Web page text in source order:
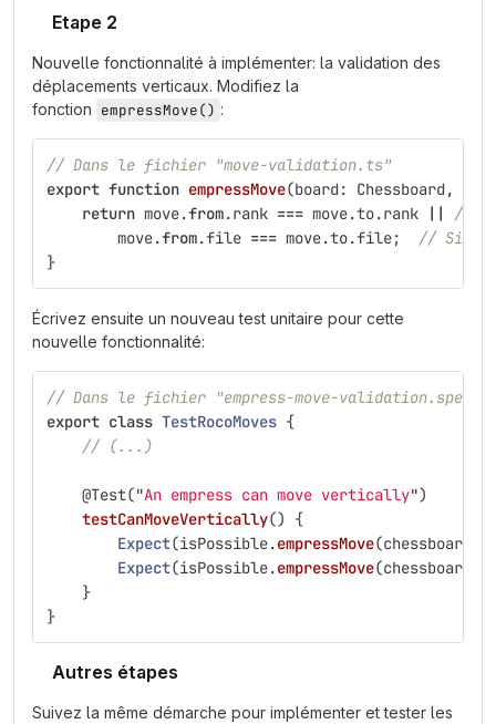
Etape 2
Nouvelle fonctionnalité à implémenter: la validation des
déplacements verticaux. Modifiez la
fonction empressMove() :
// Dans le fichier "move-validation.ts"
export function empressMove(board : Chessboard ,
return move.from.rank === move.to.rank ||
// Si
move.from.file === move.to.file;
// Si les
}
Écrivez ensuite un nouveau test unitaire pour cette
nouvelle fonctionnalité:
// Dans le fichier "empress-move-
export class TestRocoMoves {
// (...)
@Test("An empress can move vertically")
testCanMoveVertically()
{
Expect(isPossible.empressMove(chessboard
Expect(isPossible.empressMove(chessboard
}
}
Autres étapes
Suivez la même démarche pour implémenter et tester les